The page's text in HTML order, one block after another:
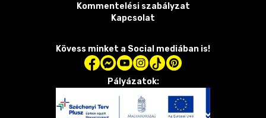
Kommentelési szabályzat
Kapcsolat
Kövess minket a Social mediában is!
Pályázatok: